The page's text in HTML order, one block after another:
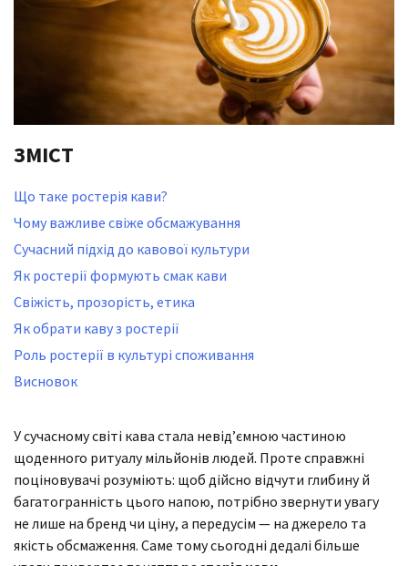
ЗМІСТ
Що таке ростерія кави?
Чому важливе свіже обсмажування
Сучасний підхід до кавової культури
Як ростерії формують смак кави
Свіжість, прозорість, етика
Як обрати каву з ростерії
Роль ростерії в культурі споживання
Висновок
У сучасному світі кава стала невід’ємною частиною
щоденного ритуалу мільйонів людей. Проте справжні
поціновувачі розуміють: щоб дійсно відчути глибину й
багатогранність цього напою, потрібно звернути увагу
не лише на бренд чи ціну, а передусім — на джерело та
якість обсмаження. Саме тому сьогодні дедалі більше